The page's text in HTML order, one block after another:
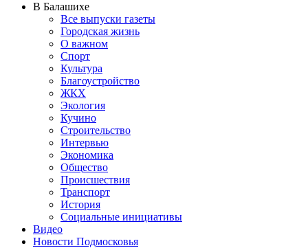
В Балашихе
Все выпуски газеты
Городская жизнь
О важном
Спорт
Культура
Благоустройство
ЖКХ
Экология
Кучино
Строительство
Интервью
Экономика
Общество
Происшествия
Транспорт
История
Социальные инициативы
Видео
Новости Подмосковья